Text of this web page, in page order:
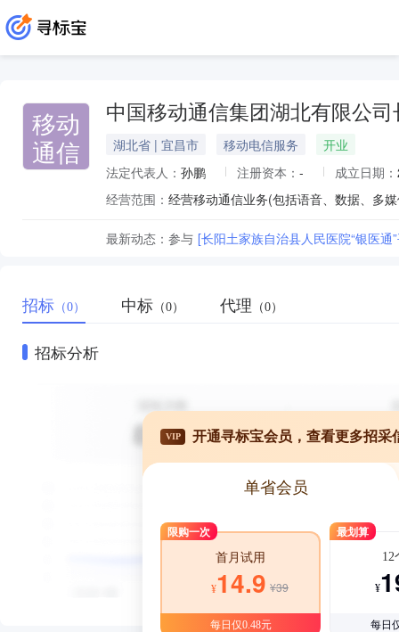
移动
通信
中国移动通信集团湖北有限公
湖北省 | 宜昌市 移动电信服务
开业
法定代表人： 孙鹏 注册资本： - 成立日期：
经营范围：
最新动态： 参与 [长阳土家族自治县人民医院“银医通
招标 （0） 中标 （0） 代理 （0）
招标分析
VIP 开通寻标宝会员，查看更多招采
单省会员
限购一次
首月试用
¥14.9 ¥39
每日仅0.48元
最划算
12
¥
每日